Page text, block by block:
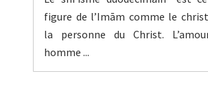
figure de l’Imām comme le
la personne du Christ.
homme ...